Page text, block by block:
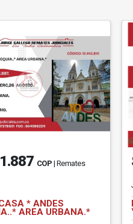
COP | Remates
* ANDES
AREA URBANA.*